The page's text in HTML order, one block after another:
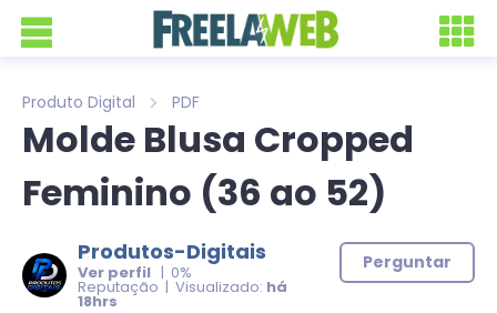
Produto Digital PDF
Molde Blusa Cropped
Feminino (36 ao 52)
Produtos-Digitais
Ver perfil | 0%
Reputação | Visualizado: há
18hrs
Perguntar